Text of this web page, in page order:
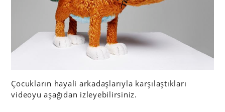
Çocukların hayali arkadaşlarıyla karşılaştıkları
videoyu aşağıdan izleyebilirsiniz.